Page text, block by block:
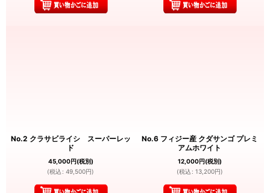
No.2 クラサビライシ スーパーレッ
ド
45,000円(税別)
(税込 : 49,500円)
No.6 フィジー産 クダサンゴ プレミ
アムホワイト
12,000円(税別)
(税込 : 13,200円)